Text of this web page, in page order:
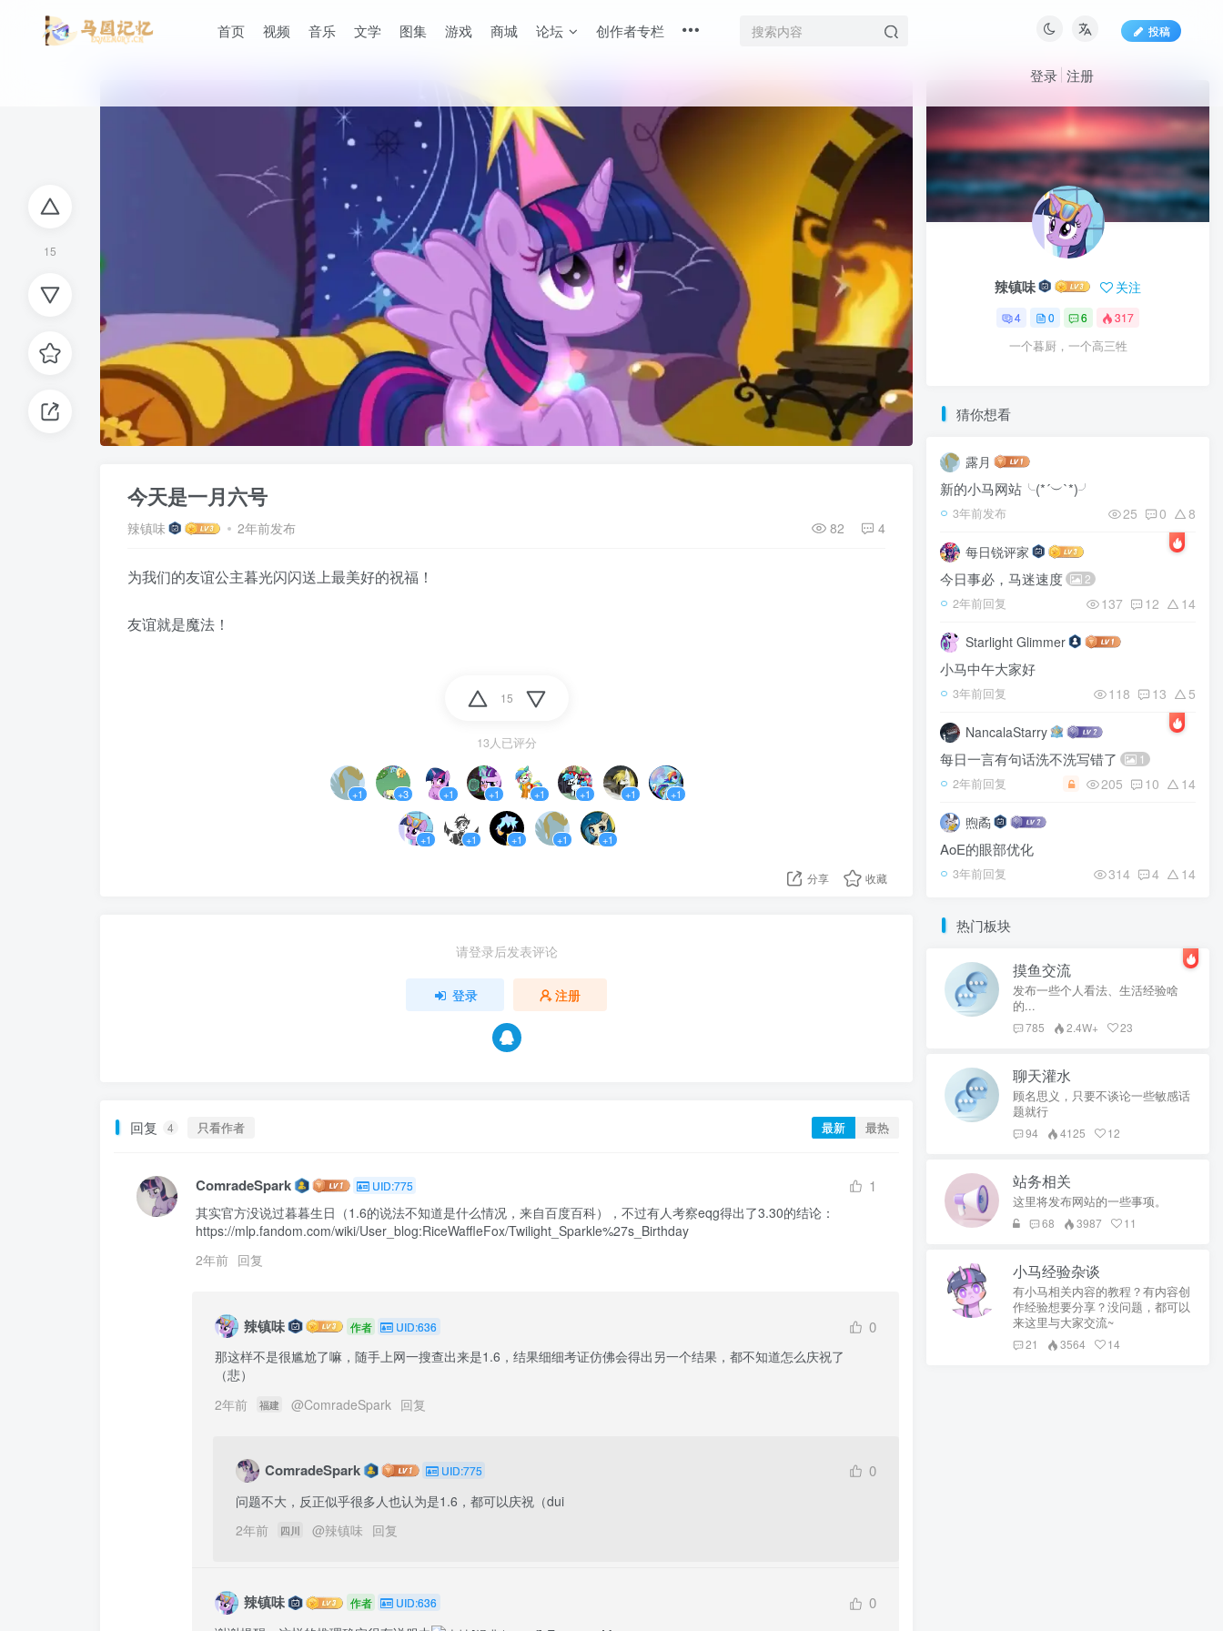
首页 视频 音乐 文学 图集 游戏 商城 论坛 创作者专栏 投稿
登录 注册
15
今天是一月六号
辣镇味 2年前发布 82 4
为我们的友谊公主暮光闪闪送上最美好的祝福！
友谊就是魔法！
15
13人已评分
+1 +3 +1 +1 +1 +1 +1 +1
+1 +1 +1 +1 +1
分享 收藏
请登录后发表评论
登录 注册
回复 4 只看作者 最新 最热
ComradeSpark UID:775 1
其实官方没说过暮暮生日（1.6的说法不知道是什么情况，来自百度百科），不过有人考察eqg得出了3.30的结论：
https://mlp.fandom.com/wiki/User_blog:RiceWaffleFox/Twilight_Sparkle%27s_Birthday
2年前 回复
辣镇味 作者 UID:636 0
那这样不是很尴尬了嘛，随手上网一搜查出来是1.6，结果细细考证仿佛会得出另一个结果，都不知道怎么庆祝了
（悲）
2年前
福建 @ComradeSpark 回复
ComradeSpark UID:775 0
问题不大，反正似乎很多人也认为是1.6，都可以庆祝（dui
2年前
四川 @辣镇味 回复
辣镇味 作者 UID:636 0
辣镇味 关注
4 0 6 317
一个暮厨，一个高三牲
猜你想看
露月
新的小马网站╰(*´︶`*)╯
3年前发布 25 0 8
每日锐评家
今日事必，马迷速度 2
2年前回复 137 12 14
Starlight Glimmer
小马中午大家好
3年前回复 118 13 5
NancalaStarry
每日一言有句话洗不洗写错了 1
2年前回复 205 10 14
煦矞
AoE的眼部优化
3年前回复 314 4 14
热门板块
摸鱼交流
发布一些个人看法、生活经验啥
的...
785 2.4W+ 23
聊天灌水
顾名思义，只要不谈论一些敏感话
题就行
94 4125 12
站务相关
这里将发布网站的一些事项。
68 3987 11
小马经验杂谈
有小马相关内容的教程？有内容创
作经验想要分享？没问题，都可以
来这里与大家交流~
21 3564 14